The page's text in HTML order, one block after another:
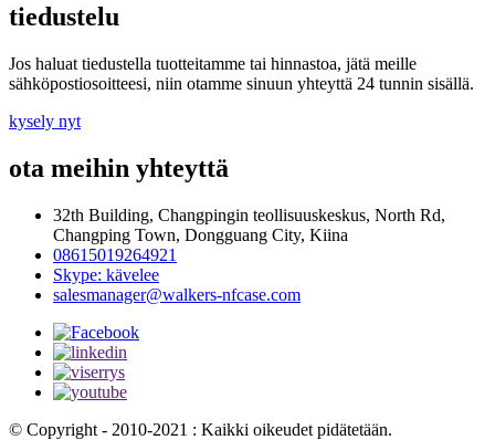
tiedustelu
Jos haluat tiedustella tuotteitamme tai hinnastoa, jätä meille
sähköpostiosoitteesi, niin otamme sinuun yhteyttä 24 tunnin sisällä.
kysely nyt
ota meihin yhteyttä
32th Building, Changpingin teollisuuskeskus, North Rd,
Changping Town, Dongguang City, Kiina
08615019264921
Skype: kävelee
salesmanager@walkers-nfcase.com
© Copyright - 2010-2021 : Kaikki oikeudet pidätetään.